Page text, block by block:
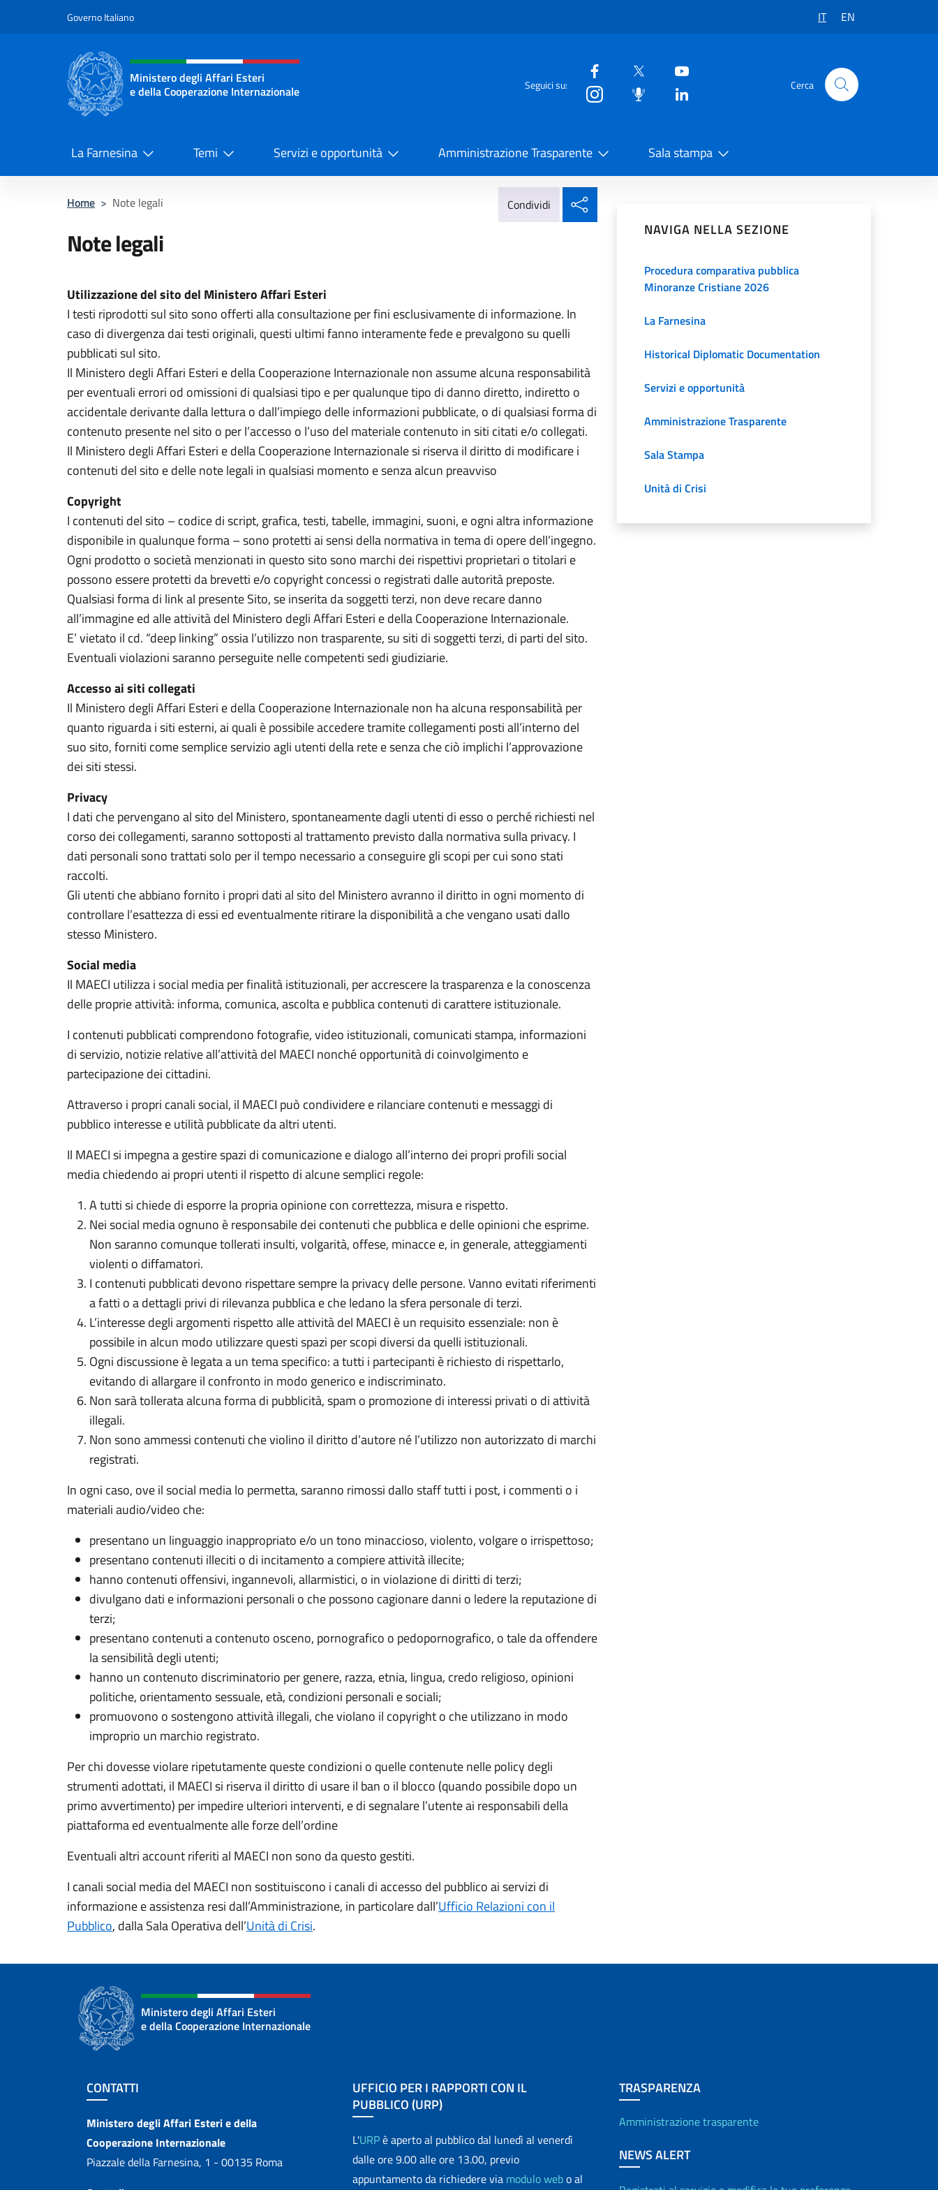
Governo Italiano IT EN
Intestazione sito, social e menù
Ministero degli Affari Esteri
e della Cooperazione Internazionale
Seguici su: Cerca
La Farnesina Temi Servizi e opportunità Amministrazione Trasparente Sala stampa
Home > Note legali Condividi
Note legali
Utilizzazione del sito del Ministero Affari Esteri
I testi riprodotti sul sito sono offerti alla consultazione per fini esclusivamente di informazione. In
caso di divergenza dai testi originali, questi ultimi fanno interamente fede e prevalgono su quelli
pubblicati sul sito.
Il Ministero degli Affari Esteri e della Cooperazione Internazionale non assume alcuna responsabilità
per eventuali errori od omissioni di qualsiasi tipo e per qualunque tipo di danno diretto, indiretto o
accidentale derivante dalla lettura o dall’impiego delle informazioni pubblicate, o di qualsiasi forma di
contenuto presente nel sito o per l’accesso o l’uso del materiale contenuto in siti citati e/o collegati.
Il Ministero degli Affari Esteri e della Cooperazione Internazionale si riserva il diritto di modificare i
contenuti del sito e delle note legali in qualsiasi momento e senza alcun preavviso
Copyright
I contenuti del sito – codice di script, grafica, testi, tabelle, immagini, suoni, e ogni altra informazione
disponibile in qualunque forma – sono protetti ai sensi della normativa in tema di opere dell’ingegno.
Ogni prodotto o società menzionati in questo sito sono marchi dei rispettivi proprietari o titolari e
possono essere protetti da brevetti e/o copyright concessi o registrati dalle autorità preposte.
Qualsiasi forma di link al presente Sito, se inserita da soggetti terzi, non deve recare danno
all’immagine ed alle attività del Ministero degli Affari Esteri e della Cooperazione Internazionale.
E’ vietato il cd. “deep linking” ossia l’utilizzo non trasparente, su siti di soggetti terzi, di parti del sito.
Eventuali violazioni saranno perseguite nelle competenti sedi giudiziarie.
Accesso ai siti collegati
Il Ministero degli Affari Esteri e della Cooperazione Internazionale non ha alcuna responsabilità per
quanto riguarda i siti esterni, ai quali è possibile accedere tramite collegamenti posti all’interno del
suo sito, forniti come semplice servizio agli utenti della rete e senza che ciò implichi l’approvazione
dei siti stessi.
Privacy
I dati che pervengano al sito del Ministero, spontaneamente dagli utenti di esso o perché richiesti nel
corso dei collegamenti, saranno sottoposti al trattamento previsto dalla normativa sulla privacy. I
dati personali sono trattati solo per il tempo necessario a conseguire gli scopi per cui sono stati
raccolti.
Gli utenti che abbiano fornito i propri dati al sito del Ministero avranno il diritto in ogni momento di
controllare l’esattezza di essi ed eventualmente ritirare la disponibilità a che vengano usati dallo
stesso Ministero.
Social media
Il MAECI utilizza i social media per finalità istituzionali, per accrescere la trasparenza e la conoscenza
delle proprie attività: informa, comunica, ascolta e pubblica contenuti di carattere istituzionale.
I contenuti pubblicati comprendono fotografie, video istituzionali, comunicati stampa, informazioni
di servizio, notizie relative all’attività del MAECI nonché opportunità di coinvolgimento e
partecipazione dei cittadini.
Attraverso i propri canali social, il MAECI può condividere e rilanciare contenuti e messaggi di
pubblico interesse e utilità pubblicate da altri utenti.
Il MAECI si impegna a gestire spazi di comunicazione e dialogo all’interno dei propri profili social
media chiedendo ai propri utenti il rispetto di alcune semplici regole:
A tutti si chiede di esporre la propria opinione con correttezza, misura e rispetto.
Nei social media ognuno è responsabile dei contenuti che pubblica e delle opinioni che esprime.
Non saranno comunque tollerati insulti, volgarità, offese, minacce e, in generale, atteggiamenti
violenti o diffamatori.
I contenuti pubblicati devono rispettare sempre la privacy delle persone. Vanno evitati riferimenti
a fatti o a dettagli privi di rilevanza pubblica e che ledano la sfera personale di terzi.
L’interesse degli argomenti rispetto alle attività del MAECI è un requisito essenziale: non è
possibile in alcun modo utilizzare questi spazi per scopi diversi da quelli istituzionali.
Ogni discussione è legata a un tema specifico: a tutti i partecipanti è richiesto di rispettarlo,
evitando di allargare il confronto in modo generico e indiscriminato.
Non sarà tollerata alcuna forma di pubblicità, spam o promozione di interessi privati o di attività
illegali.
Non sono ammessi contenuti che violino il diritto d’autore né l’utilizzo non autorizzato di marchi
registrati.
In ogni caso, ove il social media lo permetta, saranno rimossi dallo staff tutti i post, i commenti o i
materiali audio/video che:
presentano un linguaggio inappropriato e/o un tono minaccioso, violento, volgare o irrispettoso;
presentano contenuti illeciti o di incitamento a compiere attività illecite;
hanno contenuti offensivi, ingannevoli, allarmistici, o in violazione di diritti di terzi;
divulgano dati e informazioni personali o che possono cagionare danni o ledere la reputazione di
terzi;
presentano contenuti a contenuto osceno, pornografico o pedopornografico, o tale da offendere
la sensibilità degli utenti;
hanno un contenuto discriminatorio per genere, razza, etnia, lingua, credo religioso, opinioni
politiche, orientamento sessuale, età, condizioni personali e sociali;
promuovono o sostengono attività illegali, che violano il copyright o che utilizzano in modo
improprio un marchio registrato.
Per chi dovesse violare ripetutamente queste condizioni o quelle contenute nelle policy degli
strumenti adottati, il MAECI si riserva il diritto di usare il ban o il blocco (quando possibile dopo un
primo avvertimento) per impedire ulteriori interventi, e di segnalare l’utente ai responsabili della
piattaforma ed eventualmente alle forze dell’ordine
Eventuali altri account riferiti al MAECI non sono da questo gestiti.
I canali social media del MAECI non sostituiscono i canali di accesso del pubblico ai servizi di
informazione e assistenza resi dall’Amministrazione, in particolare dall’Ufficio Relazioni con il
Pubblico, dalla Sala Operativa dell’Unità di Crisi.
NAVIGA NELLA SEZIONE
Procedura comparativa pubblica
Minoranze Cristiane 2026
La Farnesina
Historical Diplomatic Documentation
Servizi e opportunità
Amministrazione Trasparente
Sala Stampa
Unità di Crisi
Ministero degli Affari Esteri
e della Cooperazione Internazionale
Sezione footer
CONTATTI
Contatti
Ministero degli Affari Esteri e della
Cooperazione Internazionale
Piazzale della Farnesina, 1 - 00135 Roma
UFFICIO PER I RAPPORTI CON IL
PUBBLICO (URP)
L'URPè aperto al pubblico dal lunedì al venerdì
dalle ore 9.00 alle ore 13.00, previo
appuntamento da richiedere via modulo webo al
TRASPARENZA
Amministrazione trasparente
NEWS ALERT